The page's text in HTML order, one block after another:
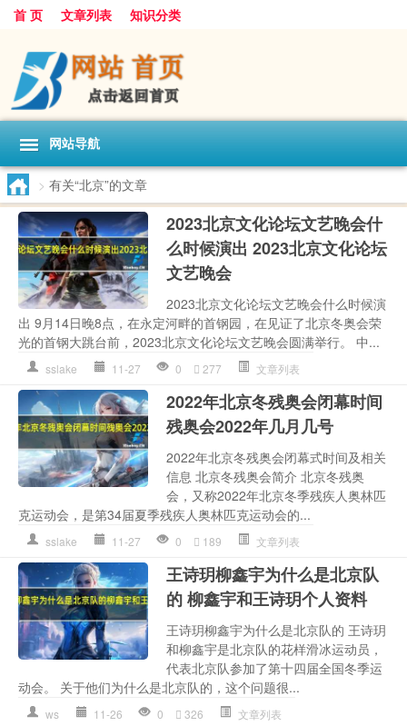
首 页 文章列表 知识分类
网站导航
> 有关“北京”的文章
2023北京文化论坛文艺晚会什
么时候演出 2023北京文化论坛
文艺晚会
2023北京文化论坛文艺晚会什么时候演
出 9月14日晚8点，在永定河畔的首钢园，在见证了北京冬奥会荣
光的首钢大跳台前，2023北京文化论坛文艺晚会圆满举行。 中...
sslake 11-27 0 277 文章列表
2022年北京冬残奥会闭幕时间
残奥会2022年几月几号
2022年北京冬残奥会闭幕式时间及相关
信息 北京冬残奥会简介 北京冬残奥
会，又称2022年北京冬季残疾人奥林匹
克运动会，是第34届夏季残疾人奥林匹克运动会的...
sslake 11-27 0 189 文章列表
王诗玥柳鑫宇为什么是北京队
的 柳鑫宇和王诗玥个人资料
王诗玥柳鑫宇为什么是北京队的 王诗玥
和柳鑫宇是北京队的花样滑冰运动员，
代表北京队参加了第十四届全国冬季运
动会。 关于他们为什么是北京队的，这个问题很...
ws 11-26 0 326 文章列表